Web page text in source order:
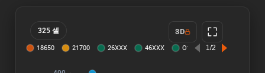
325 셀 3D